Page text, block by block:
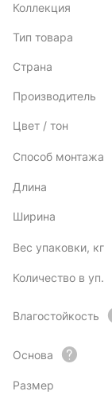
Коллекция
Тип товара
Страна
Производитель
Цвет / тон
Способ монтажа
Длина
Ширина
Вес упаковки, кг
Количество в уп.
Влагостойкость
Основа
Размер